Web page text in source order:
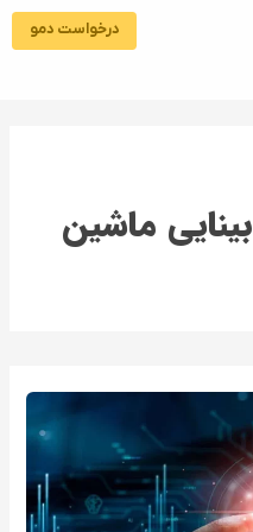
درخواست دمو
بینایی ماشین